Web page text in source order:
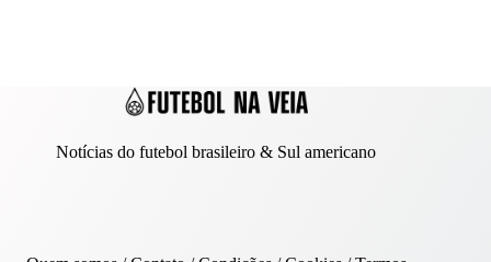
Notícias do futebol brasileiro & Sul americano